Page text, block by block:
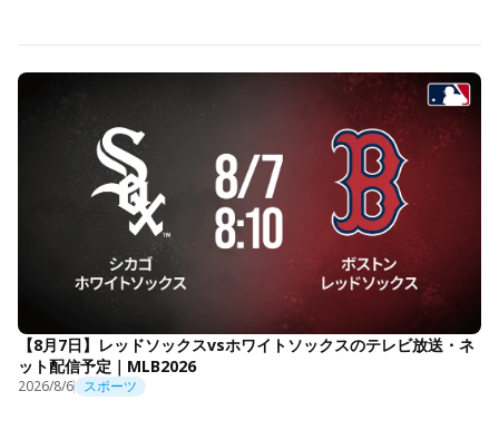
【8月7日】レッドソックスvsホワイトソックスのテレビ放送・ネ
ット配信予定｜MLB2026
2026/8/6 スポーツ